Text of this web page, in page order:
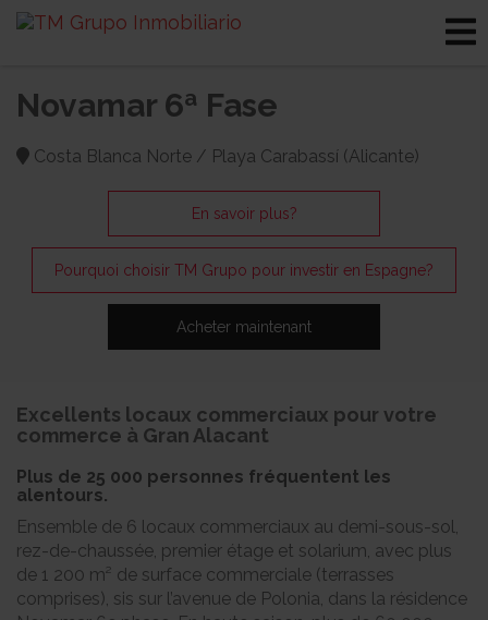
Novamar 6ª Fase
Costa Blanca Norte / Playa Carabassí (Alicante)
En savoir plus?
Pourquoi choisir TM Grupo pour investir en Espagne?
Acheter maintenant
Excellents locaux commerciaux pour votre
commerce à Gran Alacant
Plus de 25 000 personnes fréquentent les
alentours.
Ensemble de 6 locaux commerciaux au demi-sous-sol,
rez-de-chaussée, premier étage et solarium, avec plus
de 1 200 m² de surface commerciale (terrasses
comprises), sis sur l’avenue de Polonia, dans la résidence